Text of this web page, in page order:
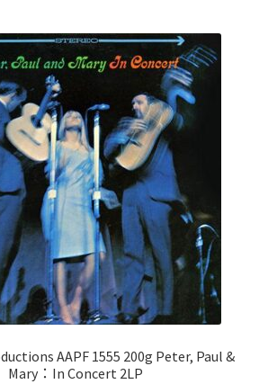
AAPF 1555 200g Peter, Paul &
Mary：In Concert 2LP